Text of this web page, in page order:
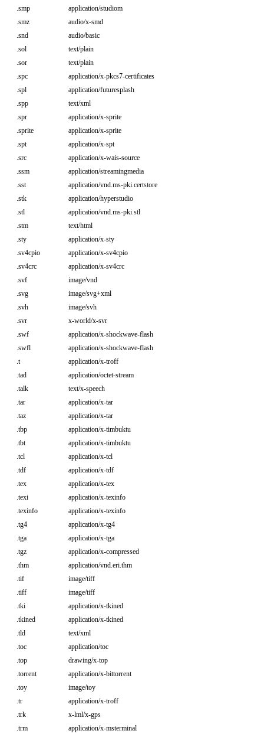
.smp
application/studiom
.smz
audio/x-smd
.snd
audio/basic
.sol
text/plain
.sor
text/plain
.spc
application/x-pkcs7-certificates
.spl
application/futuresplash
.spp
text/xml
.spr
application/x-sprite
.sprite
application/x-sprite
.spt
application/x-spt
.src
application/x-wais-source
.ssm
application/streamingmedia
.sst
application/vnd.ms-pki.certstore
.stk
application/hyperstudio
.stl
application/vnd.ms-pki.stl
.stm
text/html
.sty
application/x-sty
.sv4cpio
application/x-sv4cpio
.sv4crc
application/x-sv4crc
.svf
image/vnd
.svg
image/svg+xml
.svh
image/svh
.svr
x-world/x-svr
.swf
application/x-shockwave-flash
.swfl
application/x-shockwave-flash
.t
application/x-troff
.tad
application/octet-stream
.talk
text/x-speech
.tar
application/x-tar
.taz
application/x-tar
.tbp
application/x-timbuktu
.tbt
application/x-timbuktu
.tcl
application/x-tcl
.tdf
application/x-tdf
.tex
application/x-tex
.texi
application/x-texinfo
.texinfo
application/x-texinfo
.tg4
application/x-tg4
.tga
application/x-tga
.tgz
application/x-compressed
.thm
application/vnd.eri.thm
.tif
image/tiff
.tiff
image/tiff
.tki
application/x-tkined
.tkined
application/x-tkined
.tld
text/xml
.toc
application/toc
.top
drawing/x-top
.torrent
application/x-bittorrent
.toy
image/toy
.tr
application/x-troff
.trk
x-lml/x-gps
.trm
application/x-msterminal